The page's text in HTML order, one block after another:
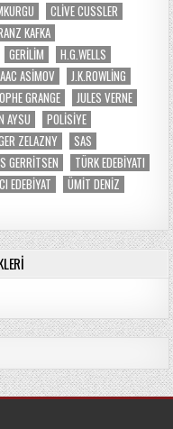
CLIVE CUSSLER
KAFKA
GERILIM
H.G.WELLS
ASIMOV
J.K.ROWLING
GRANGE
JULES VERNE
AYSU
POLISIYE
ZELAZNY
SAS
GERRITSEN
TÜRK EDEBIYATI
EDEBIYAT
ÜMIT DENIZ